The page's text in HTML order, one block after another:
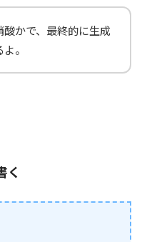
かで、最終的に生成
。
く